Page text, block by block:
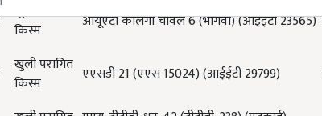
खुली परागित
किस्म
ओयूएटी कलिंगा चावल 6 (भार्गवी) (आईईटी23565)
खुली परागित
किस्म
एएसडी 21 (एएस15024) (आईईटी29799)